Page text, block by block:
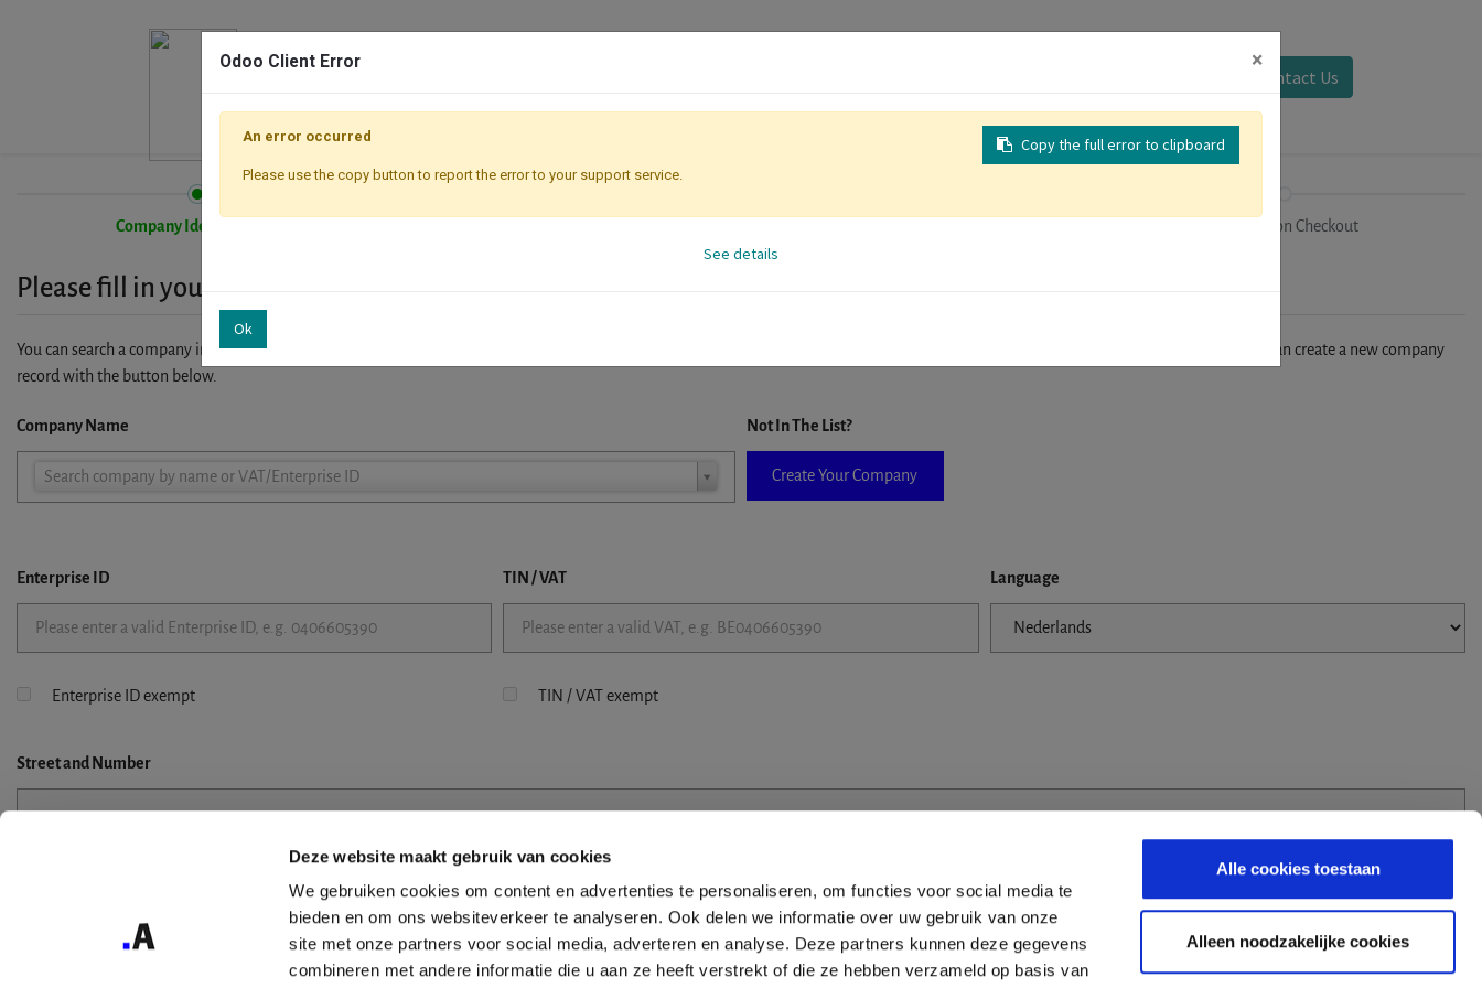
Deze website maakt gebruik van cookies
We gebruiken cookies om content en advertenties te personaliseren, om functies voor social media te
bieden en om ons websiteverkeer te analyseren. Ook delen we informatie over uw gebruik van onze
site met onze partners voor social media, adverteren en analyse. Deze partners kunnen deze gegevens
combineren met andere informatie die u aan ze heeft verstrekt of die ze hebben verzameld op basis van
Alle cookies toestaan
Alleen noodzakelijke cookies
Contact Us
Company Identification Registration Checkout
Please fill in your company details
You can search a company in our database by name, VAT or enterprise ID. When a company is selected it will auto-complete the form. If you don't find your company in our database, you can create a new company
record with the button below.
Company Name
Search company by name or VAT/Enterprise ID
Company
Not In The List?
Create Your Company
Enterprise ID TIN / VAT Language
Enterprise ID exempt TIN / VAT exempt
Streetand Number
Odoo Client Error ×
Copy the full error to clipboard
An error occurred
Please use the copy button to report the error to your support service.
See details
Ok